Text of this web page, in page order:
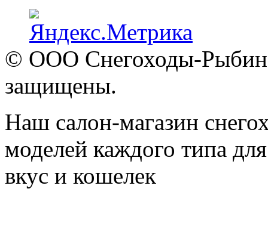
© ООО Снегоходы-
защищены.
Наш салон-магазин
моделей каждого типа
вкус и кошелек